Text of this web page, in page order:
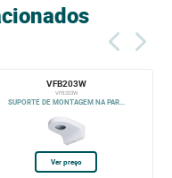
VFB203W
VFB203W
SUPORTE DE MONTAGEM NA PAR...
Ver preço